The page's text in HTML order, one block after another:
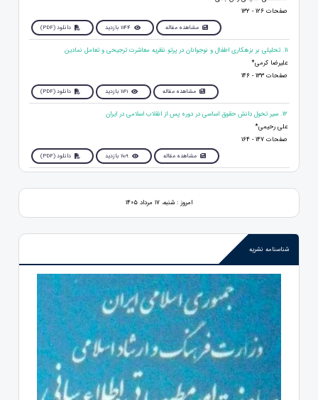
صفحات 126 - 132
مشاهده مقاله 1144 بازدید دانلود (PDF)
11. تحلیلی بر بزهکاری اطفال و نوجوانان در پرتو نظریه معاشرت ترجیحی و تعامل نمادین
علیرضا کرمی*
صفحات 133 - 146
مشاهده مقاله 1161 بازدید دانلود (PDF)
12. سیر تحول دانش حقوق اساسی در دوره پس از انقلاب اسلامی در ایران
علی رحیمی*
صفحات 147 - 164
مشاهده مقاله 1109 بازدید دانلود (PDF)
امروز : شنبه، ۱۷ مرداد ۱۴۰۵
شناسنامه نشریه